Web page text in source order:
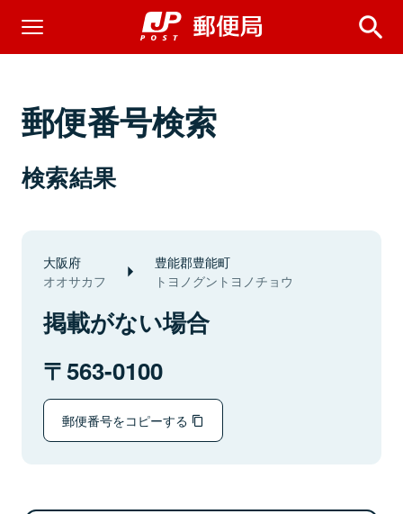
郵便番号検索
検索結果
大阪府
オオサカフ
豊能郡豊能町
トヨノグントヨノチョウ
掲載がない場合
563-0100
郵便番号をコピーする